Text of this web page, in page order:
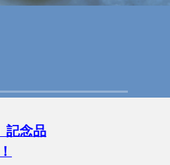
記念品